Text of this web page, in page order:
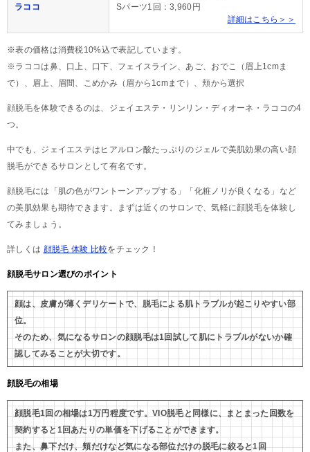
ラココ
Sパーツ1回：3,960円
詳細はこちら＞＞
※表の価格は消費税10%込で表記しています。
※ラココは鼻、口上、口下、フェイスライン、あご、おでこ（眉上1cmま
で）、眉上、眉間、こめかみ（眉から1cmまで）、頬から選択
顔脱毛を体験できるのは、ジェイエステ・リンリン・ディオーネ・ラココの4
つ。
中でも、ジェイエステはヒアルロン酸たっぷりのジェルで美肌効果の高い顔
脱毛ができるサロンとして有名です。
顔脱毛には「肌の色がワントーンアップする」「化粧ノリが良くなる」など
の美肌効果も期待できます。まずは近くのサロンで、気軽に顔脱毛を体験し
てみましょう。
詳しくは 顔脱毛 体験 比較をチェック！
顔脱毛サロン選びのポイント
顔は、皮膚が薄くデリケートで、脱毛による肌トラブルが起こりやすい部
位。
そのため、気になるサロンの顔脱毛は1回試して肌にトラブルがないか確
認してみることが大切です。
顔脱毛の相場
顔脱毛1回の相場は1万円程度です。VIO脱毛と同様に、まとまった回数を
契約すると1回あたりの単価を下げることができます。
また、鼻下だけ、頬だけなど気になる部位だけの脱毛に絞ると1回